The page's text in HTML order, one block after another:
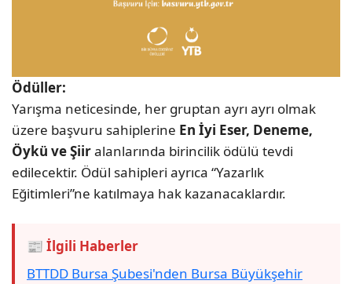
Ödüller:
Yarışma neticesinde, her gruptan ayrı ayrı olmak
üzere başvuru sahiplerine En İyi Eser, Deneme,
Öykü ve Şiiralanlarında birincilik ödülü tevdi
edilecektir. Ödül sahipleri ayrıca “Yazarlık
Eğitimleri”ne katılmaya hak kazanacaklardır.
📰 İlgili Haberler
BTTDD Bursa Şubesi'nden Bursa Büyükşehir